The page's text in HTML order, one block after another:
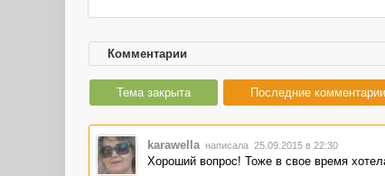
Комментарии
Тема закрыта Последние комментарии
karawella написала 25.09.2015 в 22:30
Хороший вопрос! Тоже в свое время